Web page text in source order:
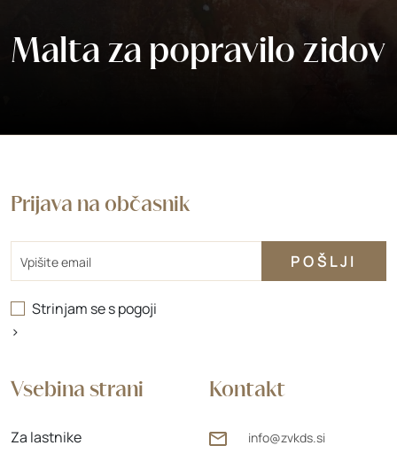
Malta za popravilo zidov
Kontakt
info@zvkds.si
Vsebina strani
Za lastnike
Prijava na občasnik
Strinjam se spogoji
>